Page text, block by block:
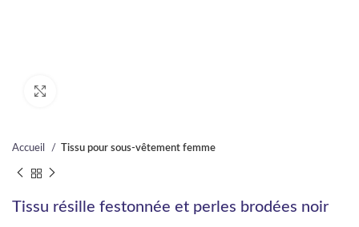
Accueil Tissu pour sous-vêtement femme
Tissu résille festonnée et perles brodées noir